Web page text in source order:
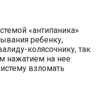
«антипаника»
ребенку,
колясочнику, так
нажатием на нее
взломать